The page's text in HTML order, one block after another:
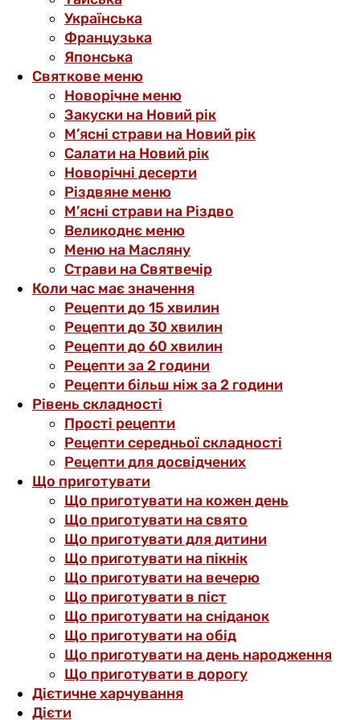
Українська
Французька
Японська
Святкове меню
Новорічне меню
Закуски на Новий рік
М’ясні страви на Новий рік
Салати на Новий рік
Новорічні десерти
Різдвяне меню
М’ясні страви на Різдво
Великоднє меню
Меню на Масляну
Страви на Святвечір
Коли час має значення
Рецепти до 15 хвилин
Рецепти до 30 хвилин
Рецепти до 60 хвилин
Рецепти за 2 години
Рецепти більш ніж за 2 години
Рівень складності
Прості рецепти
Рецепти середньої складності
Рецепти для досвідчених
Що приготувати
Що приготувати на кожен день
Що приготувати на свято
Що приготувати для дитини
Що приготувати на пікнік
Що приготувати на вечерю
Що приготувати в піст
Що приготувати на сніданок
Що приготувати на обід
Що приготувати на день народження
Що приготувати в дорогу
Дієтичне харчування
Дієти